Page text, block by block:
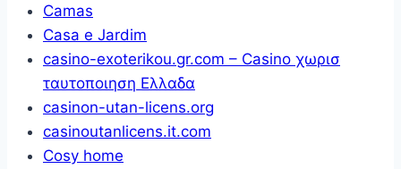
Camas
Casa e Jardim
casino-exoterikou.gr.com – Casino χωρισ
ταυτοποιηση Ελλαδα
casinon-utan-licens.org
casinoutanlicens.it.com
Cosy home